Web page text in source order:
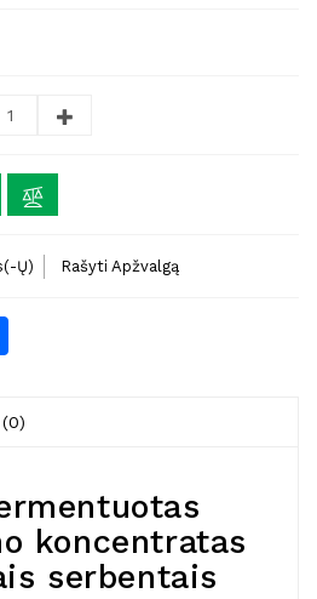
Ų) Rašyti Apžvalgą
koncentratas
serbentais